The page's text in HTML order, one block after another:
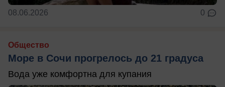
08.06.2026 0
Общество
Море в Сочи прогрелось до 21 градуса
Вода уже комфортна для купания